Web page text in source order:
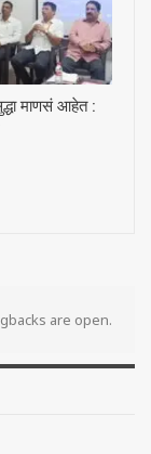
माणसं आहेत :
are open.